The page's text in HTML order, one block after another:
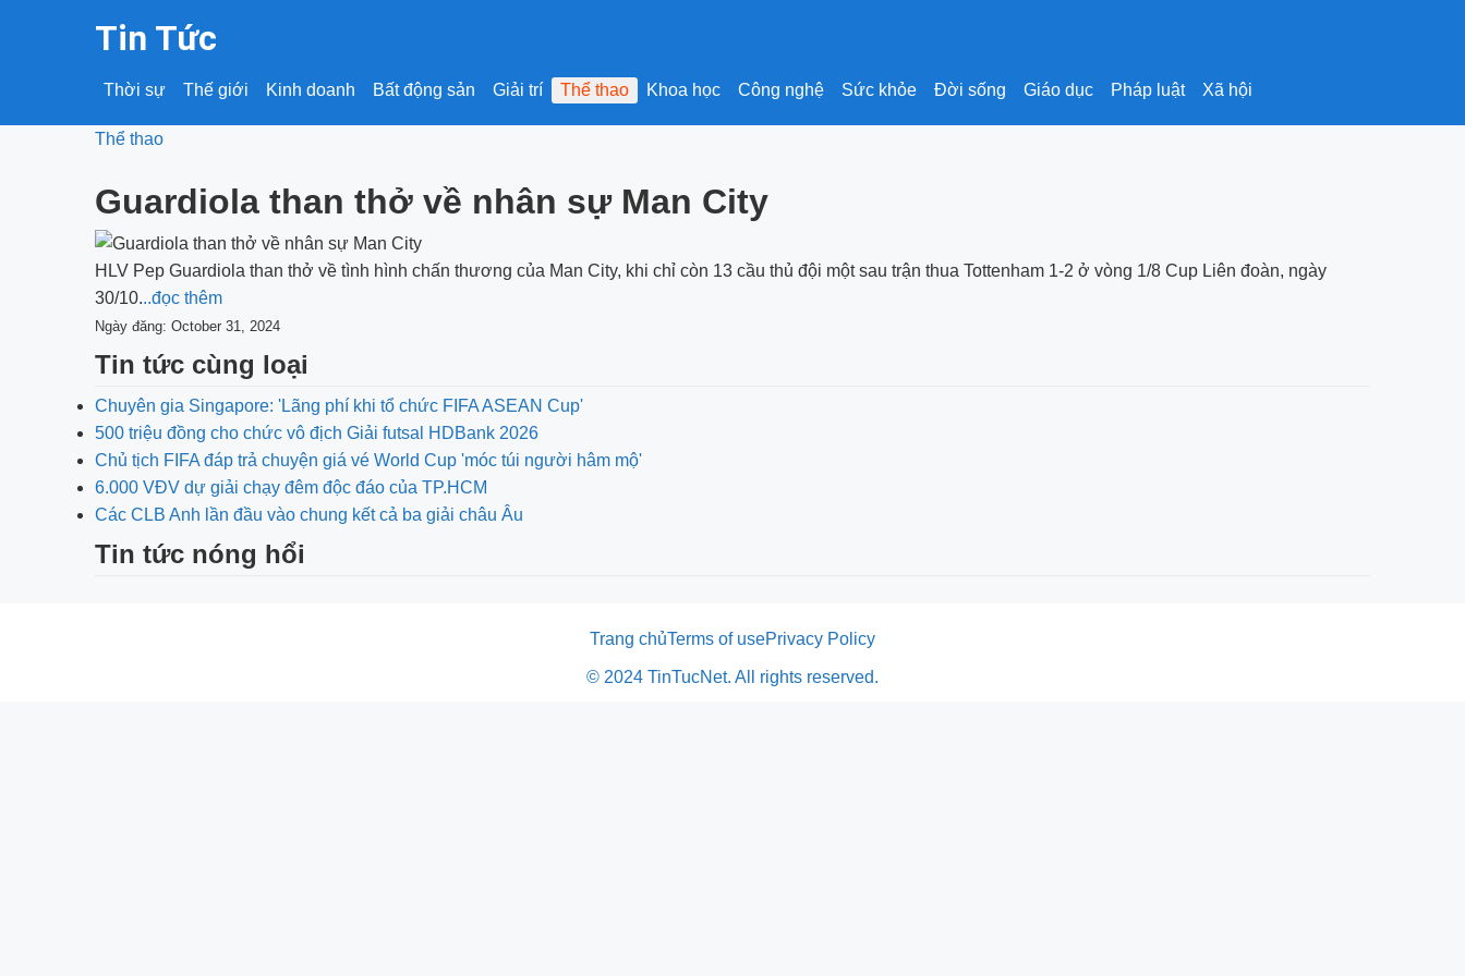
Tin Tức
Thời sự Thế giới Kinh doanh Bất động sản Giải trí Thể thao Khoa học Công nghệ Sức khỏe Đời sống Giáo dục Pháp luật Xã hội
Thể thao
Guardiola than thở về nhân sự Man City
HLV Pep Guardiola than thở về tình hình chấn thương của Man City, khi chỉ còn 13 cầu thủ đội một sau trận thua Tottenham 1-2 ở vòng 1/8 Cup Liên đoàn, ngày
30/10...đọc thêm
Ngày đăng: October 31, 2024
Tin tức cùng loại
Chuyên gia Singapore: 'Lãng phí khi tổ chức FIFA ASEAN Cup'
500 triệu đồng cho chức vô địch Giải futsal HDBank 2026
Chủ tịch FIFA đáp trả chuyện giá vé World Cup 'móc túi người hâm mộ'
6.000 VĐV dự giải chạy đêm độc đáo của TP.HCM
Các CLB Anh lần đầu vào chung kết cả ba giải châu Âu
Tin tức nóng hổi
Trang chủTerms of usePrivacy Policy
© 2024 TinTucNet. All rights reserved.